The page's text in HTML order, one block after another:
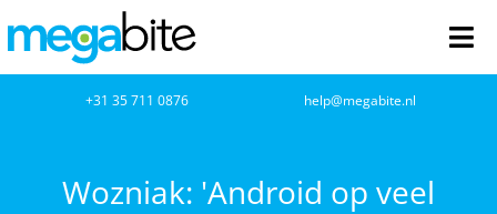
naar
inhoud
+31 35 711 0876 help@megabite.nl
Wozniak: 'Android op veel